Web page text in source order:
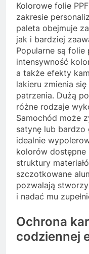
Kolorowe folie
zakresie
paleta obejmuje
jak i bardziej
Popularne są folie
intensywność
a także efekty
lakieru zmienia
patrzenia. Dużą
różne rodzaje
Samochód może
satynę lub bardzo
idealnie
kolorów
struktury
szczotkowane
pozwalają
i nadać mu
Ochrona
codziennej